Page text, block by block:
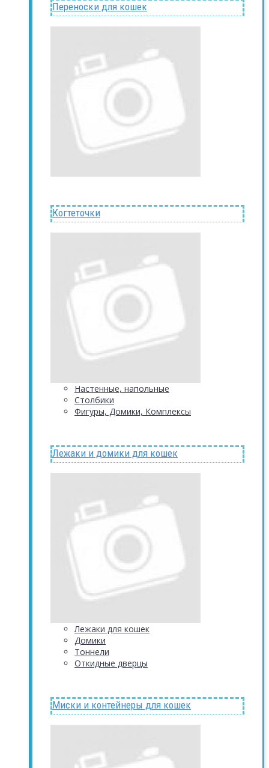
Переноски для кошек
Когтеточки
Настенные, напольные
Столбики
Фигуры, Домики, Комплексы
Лежаки и домики для кошек
Лежаки для кошек
Домики
Тоннели
Откидные дверцы
Миски и контейнеры для кошек